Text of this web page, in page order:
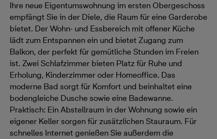
Ihre neue Eigentumswohnung im ersten Obergeschoss
empfängt Sie in der Diele, die Raum für eine Garderobe
bietet. Der Wohn- und Essbereich mit offener Küche
lädt zum Entspannen ein und bietet Zugang zum
Balkon, der perfekt für gemütliche Stunden im Freien
ist. Zwei Schlafzimmer bieten Platz für Ruhe und
Erholung, Kinderzimmer oder Homeoffice. Das
moderne Bad sorgt für Komfort und beinhaltet eine
bodengleiche Dusche sowie eine Badewanne.
Praktisch: Ein Abstellraum in der Wohnung sowie ein
eigener Keller sorgen für zusätzlichen Stauraum. Für
schnelles Internet genießen Sie außerdem die